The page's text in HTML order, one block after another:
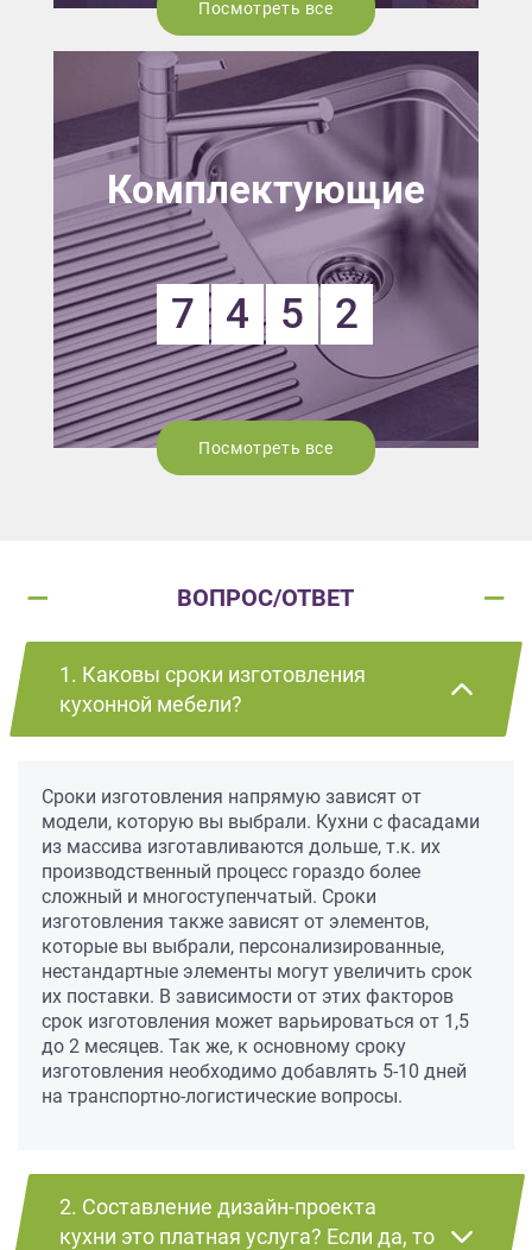
Посмотреть все
Комплектующие
7 4 5 2
Посмотреть все
ВОПРОС/ОТВЕТ
1. Каковы сроки изготовления
кухонной мебели?
Сроки изготовления напрямую зависят от
модели, которую вы выбрали. Кухни с фасадами
из массива изготавливаются дольше, т.к. их
производственный процесс гораздо более
сложный и многоступенчатый. Сроки
изготовления также зависят от элементов,
которые вы выбрали, персонализированные,
нестандартные элементы могут увеличить срок
их поставки. В зависимости от этих факторов
срок изготовления может варьироваться от 1,5
до 2 месяцев. Так же, к основному сроку
изготовления необходимо добавлять 5-10 дней
на транспортно-логистические вопросы.
2. Составление дизайн-проекта
кухни это платная услуга? Если да, то